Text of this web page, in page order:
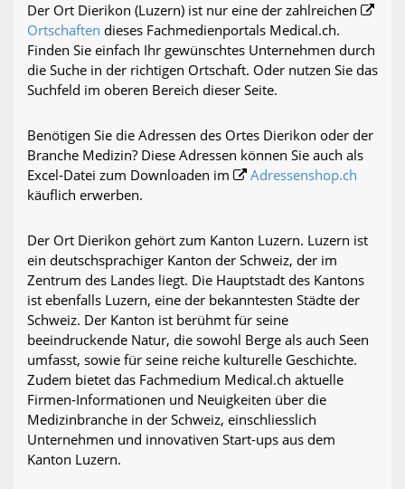
Der Ort Dierikon (Luzern) ist nur eine der zahlreichen
Ortschaften dieses Fachmedienportals Medical.ch.
Finden Sie einfach Ihr gewünschtes Unternehmen durch
die Suche in der richtigen Ortschaft. Oder nutzen Sie das
Suchfeld im oberen Bereich dieser Seite.
Benötigen Sie die Adressen des Ortes Dierikon oder der
Branche Medizin? Diese Adressen können Sie auch als
Excel-Datei zum Downloaden im
Adressenshop.ch
käuflich erwerben.
Der Ort Dierikon gehört zum Kanton Luzern. Luzern ist
ein deutschsprachiger Kanton der Schweiz, der im
Zentrum des Landes liegt. Die Hauptstadt des Kantons
ist ebenfalls Luzern, eine der bekanntesten Städte der
Schweiz. Der Kanton ist berühmt für seine
beeindruckende Natur, die sowohl Berge als auch Seen
umfasst, sowie für seine reiche kulturelle Geschichte.
Zudem bietet das Fachmedium Medical.ch aktuelle
Firmen-Informationen und Neuigkeiten über die
Medizinbranche in der Schweiz, einschliesslich
Unternehmen und innovativen Start-ups aus dem
Kanton Luzern.